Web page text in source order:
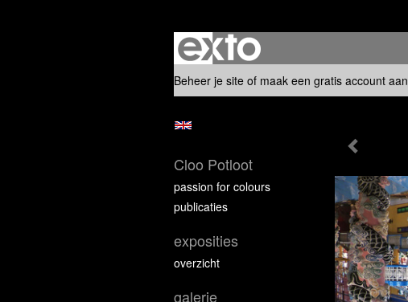
Beheer je site of maak een gratis account aan
Cloo Potloot
passion for colours
publicaties
exposities
overzicht
galerie